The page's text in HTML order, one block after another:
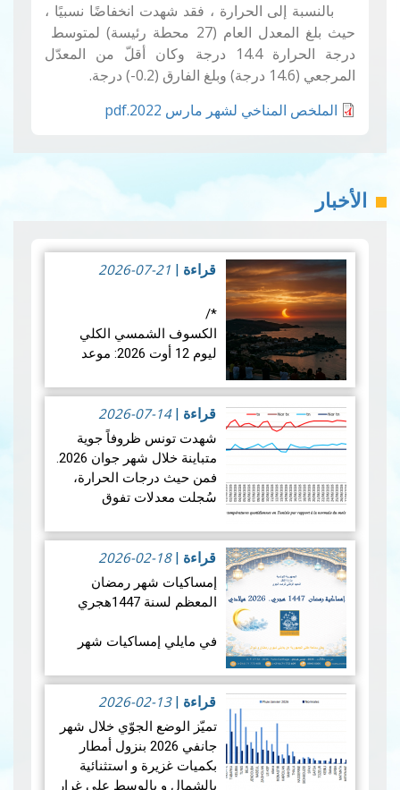
بالنسبة إلى الحرارة ، فقد شهدت انخفاضًا نسبيًا ،
حيث بلغ المعدل العام (27 محطة رئيسة) لمتوسط ​​
درجة الحرارة 14.4 درجة وكان أقلّ من المعدّل
المرجعي (14.6 درجة) وبلغ الفارق (0.2-) درجة.
الملخص المناخي لشهر مارس 2022.pdf
الأخبار
قراءة 2026-07-21
*/
الكسوف الشمسي الكلي
ليوم 12 أوت 2026: موعد
ستشهد الأرض واحدة من أروع
الظواهر الفلكية: كسوفا كلي
للشمس. يُعتبر هذا الكسوف
الأول من نوعه ال…
قراءة
قراءة |
2026-07-14
شهدت تونس ظروفاً جوية
متباينة خلال شهر جوان 2026.
فمن حيث درجات الحرارة،
سُجلت معدلات تفوق
أنحاء البلاد، بمعدل بلغ +1.9
درجة مئوية. ويضع هذالمعدل
شهرجوان… قراءة المزيد
قراءة |
2026-02-18
إمساكيات شهر رمضان
المعظم لسنة 1447هجري
في مايلي إمساكيات شهر
هجري و شملت الإمساكيات
العديد من المدن التونسية
والمناطق المنعزلة جغرافيا.
قراءة |
2026-02-13
تميّز الوضع الجوّي خلال شهر
جانفي 2026 بنزول أمطار
بكميات غزيرة و استثنائية
بالشمال و بالوسط على غرار